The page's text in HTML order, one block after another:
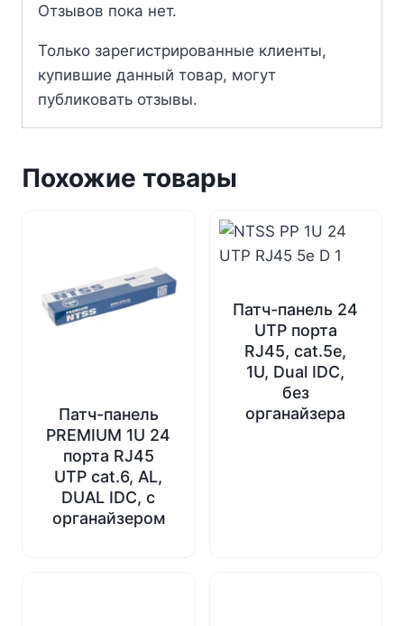
Отзывов пока нет.
Только зарегистрированные клиенты,
купившие данный товар, могут
публиковать отзывы.
Похожие товары
Патч-панель
PREMIUM 1U 24
порта RJ45
UTP cat.6, AL,
DUAL IDC, с
органайзером
Патч-панель 24
UTP порта
RJ45, cat.5е,
1U, Dual IDC,
без
органайзера